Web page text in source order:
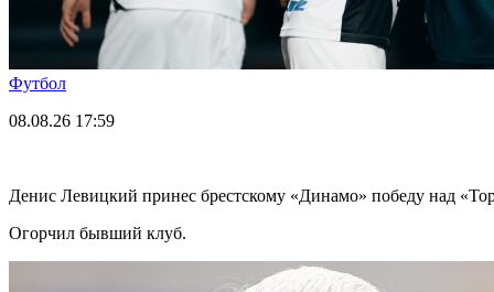
Футбол
08.08.26 17:59
Денис Левицкий принес брестскому «Динамо» победу над
Огорчил бывший клуб.